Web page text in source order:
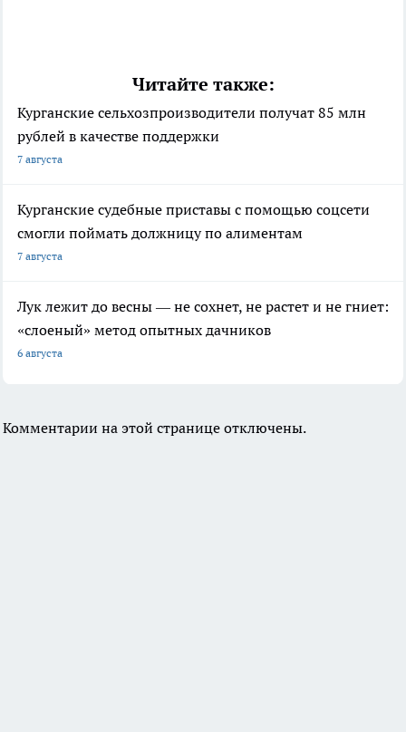
Читайте также:
Курганские сельхозпроизводители получат 85 млн
рублей в качестве поддержки
7 августа
Курганские судебные приставы с помощью соцсети
смогли поймать должницу по алиментам
7 августа
Лук лежит до весны — не сохнет, не растет и не гниет:
«слоеный» метод опытных дачников
6 августа
Комментарии на этой странице отключены.